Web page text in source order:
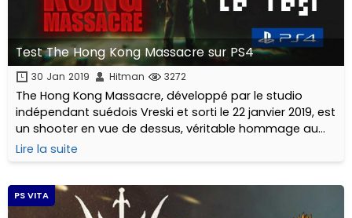
Test The Hong Kong Massacre sur PS4
30 Jan 2019 Hitman 3272
The Hong Kong Massacre, développé par le studio
indépendant suédois Vreski et sorti le 22 janvier 2019, est
un shooter en vue de dessus, véritable hommage au
cinéma d’action Hong Kongais pouvant être comparé à
un certain… Hotline Miami. Mais pas que.
Lire la suite
PS VITA